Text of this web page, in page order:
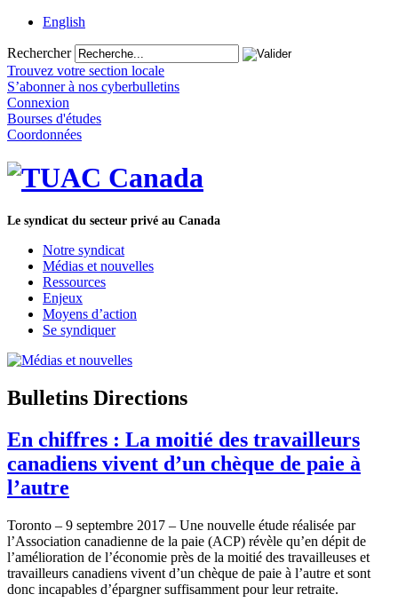
English
Rechercher
Trouvez votre section locale
S’abonner à nos cyberbulletins
Connexion
Bourses d'études
Coordonnées
Le syndicat du secteur privé au Canada
Notre syndicat
Médias et nouvelles
Ressources
Enjeux
Moyens d’action
Se syndiquer
Bulletins Directions
En chiffres : La moitié des travailleurs
canadiens vivent d’un chèque de paie à
l’autre
Toronto – 9 septembre 2017 – Une nouvelle étude réalisée par
l’Association canadienne de la paie (ACP) révèle qu’en dépit de
l’amélioration de l’économie près de la moitié des travailleuses et
travailleurs canadiens vivent d’un chèque de paie à l’autre et sont
donc incapables d’épargner suffisamment pour leur retraite.